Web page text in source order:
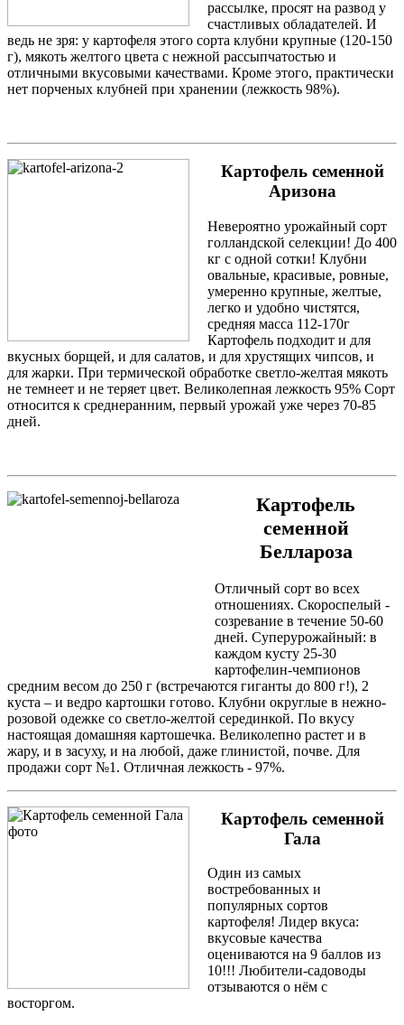
рассылке, просят на развод у
счастливых обладателей. И
ведь не зря: у картофеля этого сорта клубни крупные (120-150
г), мякоть желтого цвета с нежной рассыпчатостью и
отличными вкусовыми качествами. Кроме этого, практически
нет порченых клубней при хранении (лежкость 98%).
Картофель семенной
Аризона
Невероятно урожайный сорт
голландской селекции! До 400
кг с одной сотки! Клубни
овальные, красивые, ровные,
умеренно крупные, желтые,
легко и удобно чистятся,
средняя масса 112-170г
Картофель подходит и для
вкусных борщей, и для салатов, и для хрустящих чипсов, и
для жарки. При термической обработке светло-желтая мякоть
не темнеет и не теряет цвет. Великолепная лежкость 95% Сорт
относится к среднеранним, первый урожай уже через 70-85
дней.
Картофель
семенной
Беллароза
Отличный сорт во всех
отношениях. Скороспелый -
созревание в течение 50-60
дней. Суперурожайный: в
каждом кусту 25-30
картофелин-чемпионов
средним весом до 250 г (встречаются гиганты до 800 г!), 2
куста – и ведро картошки готово. Клубни округлые в нежно-
розовой одежке со светло-желтой серединкой. По вкусу
настоящая домашняя картошечка. Великолепно растет и в
жару, и в засуху, и на любой, даже глинистой, почве. Для
продажи сорт №1. Отличная лежкость - 97%.
Картофель семенной
Гала
Один из самых
востребованных и
популярных сортов
картофеля! Лидер вкуса:
вкусовые качества
оцениваются на 9 баллов из
10!!! Любители-садоводы
отзываются о нём с
восторгом.